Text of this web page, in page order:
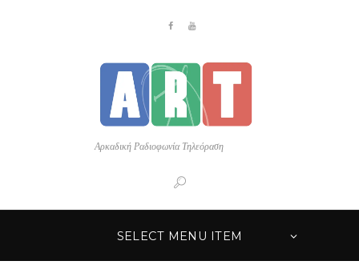
Αρκαδική Ραδιοφωνία Τηλεόραση
SELECT MENU ITEM